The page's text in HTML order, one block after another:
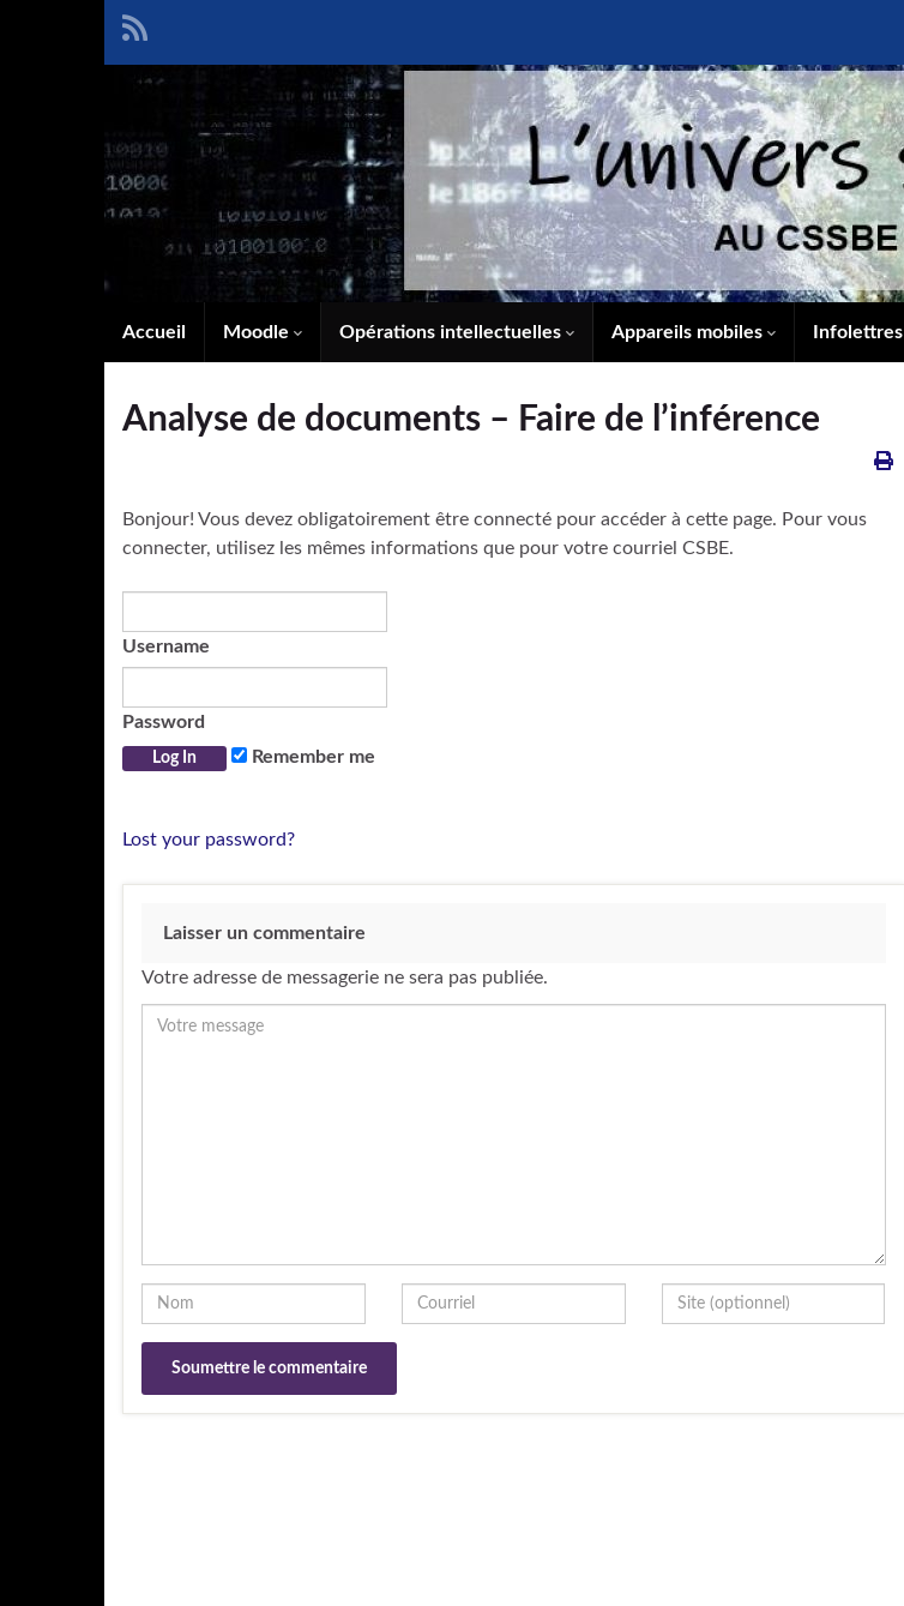
Accueil Moodle Opérations intellectuelles Appareils mobiles Infolettres
Analyse de documents – Faire de l’inférence
Bonjour! Vous devez obligatoirement être connecté pour accéder à cette page. Pour vous
connecter, utilisez les mêmes informations que pour votre courriel CSBE.
Username
Password
Remember me
Lost your password?
Laisser un commentaire
Votre adresse de messagerie ne sera pas publiée.